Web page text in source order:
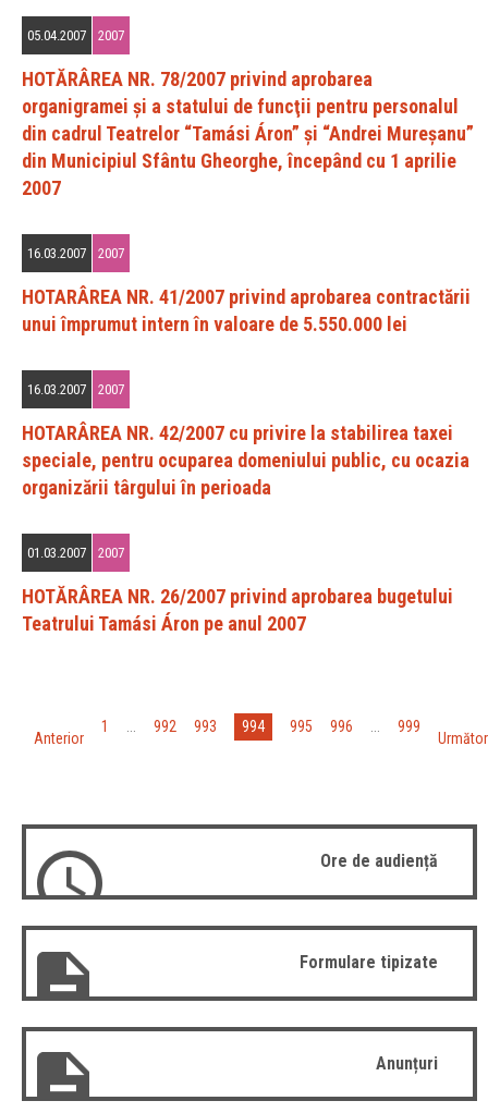
05.04.2007 2007
HOTĂRÂREA NR. 78/2007 privind aprobarea
organigramei şi a statului de funcţii pentru personalul
din cadrul Teatrelor “Tamási Áron” şi “Andrei Mureşanu”
din Municipiul Sfântu Gheorghe, începând cu 1 aprilie
2007
16.03.2007 2007
HOTARÂREA NR. 41/2007 privind aprobarea contractării
unui împrumut intern în valoare de 5.550.000 lei
16.03.2007 2007
HOTARÂREA NR. 42/2007 cu privire la stabilirea taxei
speciale, pentru ocuparea domeniului public, cu ocazia
organizării târgului în perioada
01.03.2007 2007
HOTĂRÂREA NR. 26/2007 privind aprobarea bugetului
Teatrului Tamási Áron pe anul 2007
Anterior
1 992 993 994 995 996 999
Următor
Ore de audiență
Formulare tipizate
Anunțuri